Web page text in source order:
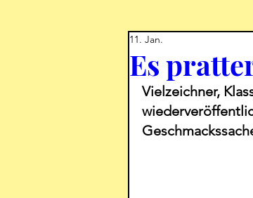
Es
11. Jan.
Vielzeichner,